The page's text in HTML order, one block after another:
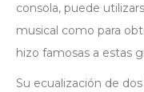
consola, puede
musical como para
hizo famosas a estas
Su ecualización de